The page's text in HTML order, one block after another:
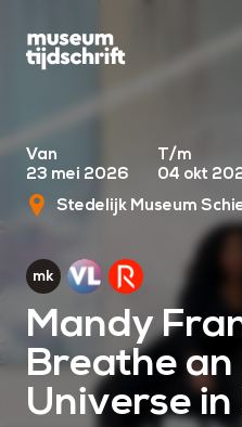
o
t
Van
23 mei 2026
T/m
04 okt
Stedelijk Museum
Mandy
Breathe an
Universe in